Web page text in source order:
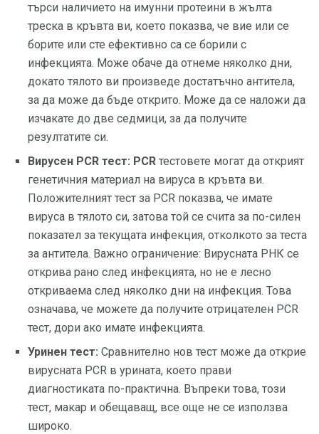
търси наличието на имунни протеини в жълта
треска в кръвта ви, което показва, че вие ​​или се
борите или сте ефективно са се борили с
инфекцията. Може обаче да отнеме няколко дни,
докато тялото ви произведе достатъчно антитела,
за да може да бъде открито. Може да се наложи да
изчакате до две седмици, за да получите
резултатите си.
Вирусен PCR тест: PCR тестовете могат да открият
генетичния материал на вируса в кръвта ви.
Положителният тест за PCR показва, че имате
вируса в тялото си, затова той се счита за по-силен
показател за текущата инфекция, отколкото за теста
за антитела. Важно ограничение: Вирусната РНК се
открива рано след инфекцията, но не е лесно
откриваема след няколко дни на инфекция. Това
означава, че можете да получите отрицателен PCR
тест, дори ако имате инфекцията.
Уринен тест: Сравнително нов тест може да открие
вирусната PCR в урината, което прави
диагностиката по-практична. Въпреки това, този
тест, макар и обещаващ, все още не се използва
широко.